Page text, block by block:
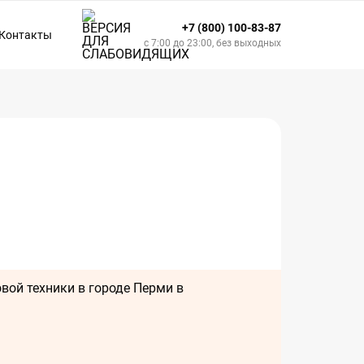
Контакты
+7 (800) 100-83-87
с 7:00 до 23:00, без выходных